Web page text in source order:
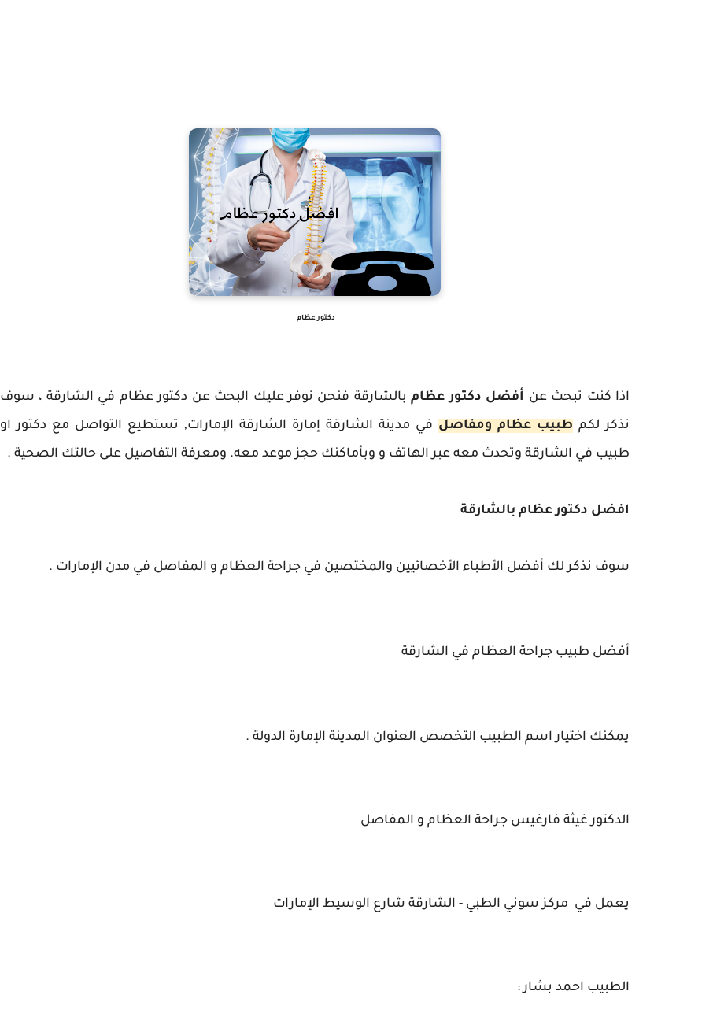
دكتور عظام
اذا كنت تبحث عن أفضل دكتور عظامبالشارقة فنحن نوفر عليك البحث عن دكتور عظام في الشارقة ، سوف
نذكر لكم طبيب عظام ومفاصل في مدينة الشارقة إمارة الشارقة الإمارات, تستطيع التواصل مع دكتور او
طبيب في الشارقة وتحدث معه عبر الهاتف و وبأماكنك حجز موعد معه. ومعرفة التفاصيل على حالتك الصحية .
افضل دكتور عظام بالشارقة
سوف نذكر لك أفضل الأطباء الأخصائيين والمختصين في جراحة العظام و المفاصل في مدن الإمارات .
أفضل طبيب جراحة العظام في الشارقة
يمكنك اختيار اسم الطبيب التخصص العنوان المدينة الإمارة الدولة .
الدكتور غيثة فارغيس جراحة العظام و المفاصل
يعمل في مركزسوني الطبي - الشارقة شارع الوسيط الإمارات
الطبيب احمد بشار :